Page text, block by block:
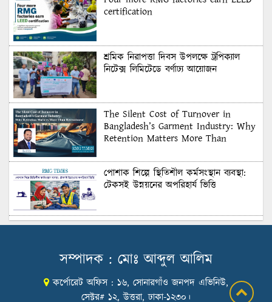
certification
শ্রমিক নিরাপত্তা দিবস উপলক্ষে ট্রপিক্যাল
নিটেক্স লিমিটেডে বর্ণাঢ্য আয়োজন
The Silent Cost of Turnover in
Bangladesh’s Garment Industry: Why
Retention Matters More Than
পোশাক শিল্পে স্থিতিশীল কর্মসংস্থান ব্যবস্থা:
টেকসই উন্নয়নের অপরিহার্য ভিত্তি
শুল্কের দেয়াল ভাঙার সুযোগ: মার্কিন বাজারে
Honoring Excellence: Texstream
Fashion Ltd. Rewards Best Workers–
সম্পাদক : মোঃ আব্দুল আলিম
কর্পোরেট অফিস : ১৬, সোনারগাঁও জনপদ এভিনিউ,
সেক্টর# ১২, উত্তরা, ঢাকা-১২৩০।